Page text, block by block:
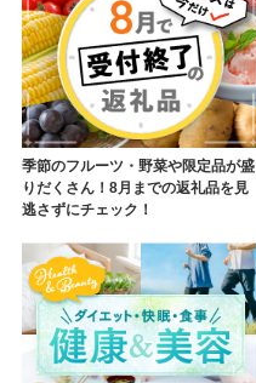
季節のフルーツ・野菜や限定品が盛
りだくさん！8月までの返礼品を見
逃さずにチェック！